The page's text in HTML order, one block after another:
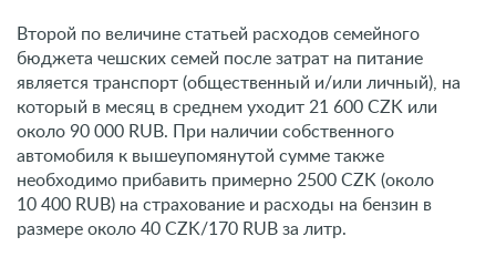
Второй по величине статьей расходов семейного
бюджета чешских семей после затрат на питание
является транспорт (общественный и/или личный), на
который в месяц в среднем уходит 21 600 CZK или
около 90 000 RUB. При наличии собственного
автомобиля к вышеупомянутой сумме также
необходимо прибавить примерно 2500 CZK (около
10 400 RUB) на страхование и расходы на бензин в
размере около 40 CZK/170 RUB за литр.